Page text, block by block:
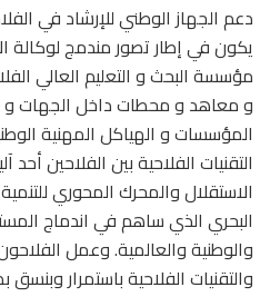
دعم الجهاز الوطني للإرشاد في
يكون في إطار تصور مندمج لوكالة
مؤسسة البحث و التعليم العالي
و معاهد و محطات داخل الجهات و
المؤسسات و الهياكل المهنية
التقنيات الفلاحية بين الفلاحين أحد
الاستقلال والمحرك المحوري
البحري الذي ساهم في اندماج
والوطنية والعالمية. وعمل
والتقنيات الفلاحية باستمرار